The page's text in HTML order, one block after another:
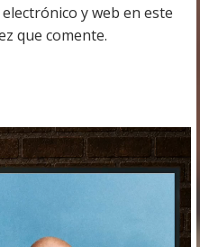
y web en este
que comente.